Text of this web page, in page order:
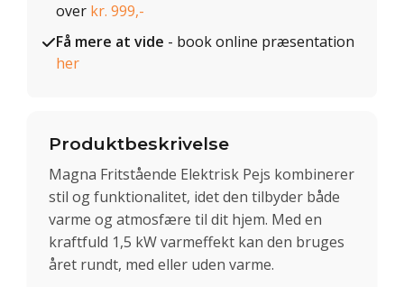
over kr. 999,-
Få mere at vide - book online præsentation
her
Produktbeskrivelse
Magna Fritstående Elektrisk Pejs kombinerer
stil og funktionalitet, idet den tilbyder både
varme og atmosfære til dit hjem. Med en
kraftfuld 1,5 kW varmeffekt kan den bruges
året rundt, med eller uden varme.